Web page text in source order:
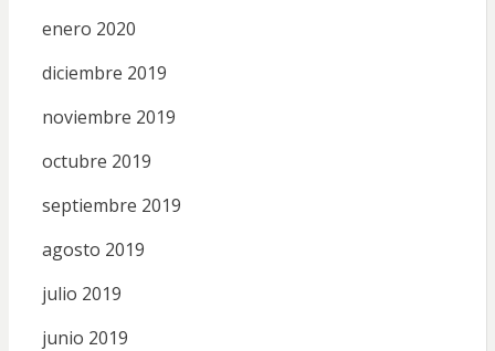
enero 2020
diciembre 2019
noviembre 2019
octubre 2019
septiembre 2019
agosto 2019
julio 2019
junio 2019